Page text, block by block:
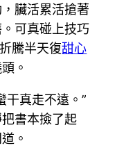
臟活累活搶著
可真碰上技巧
騰半天復甜心
。
干真走不遠。”
書本撿了起
。